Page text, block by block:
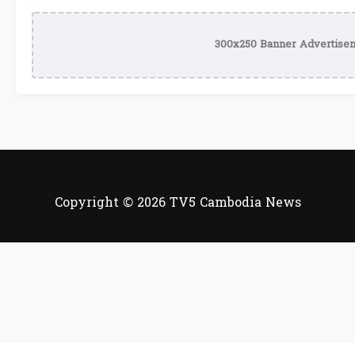
300x250 Banner
Copyright © 2026 TV5 Cambodia News